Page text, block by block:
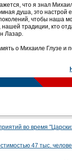
что я знал
душа, это настрой
чтобы наша
традиции, кто
Лазар.
о Михаиле Глузе и
во время
47 тыс.